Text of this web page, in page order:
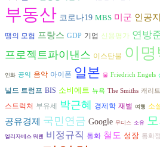
부동산 코로나19 MBS 미군 인공
땡의 모험 프랑스 GDP 기업 신용평가 연방
프로젝트파이낸스 이스탄불 이
인화 공익 음악 아이폰 일본 물 Friedrich Engels
널드 트럼프 BIS 소비에트 뉴욕 The Smiths 캐리
스트럭처 부유세 박근혜 경제학 재벌 여행 소
공유경제 국민연금 Google 무디스 소유
엘리자베스 워렌 비정규직 통화 철도 성장 통화